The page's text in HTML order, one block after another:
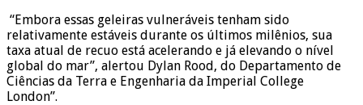
“Embora essas geleiras vulneráveis ​​tenham sido
relativamente estáveis ​​durante os últimos milênios, sua
taxa atual de recuo está acelerando e já elevando o nível
global do mar”, alertou Dylan Rood, do Departamento de
Ciências da Terra e Engenharia da Imperial College
London”.